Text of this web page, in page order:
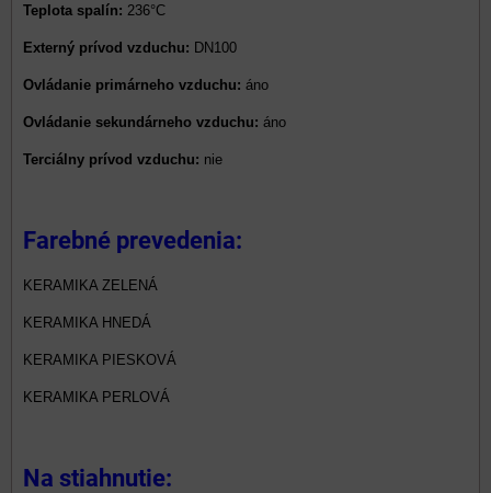
Teplota spalín: 236°C
Externý prívod vzduchu: DN100
Ovládanie primárneho vzduchu: áno
Ovládanie sekundárneho vzduchu: áno
Terciálny prívod vzduchu: nie
Farebné prevedenia:
KERAMIKA ZELENÁ
KERAMIKA HNEDÁ
KERAMIKA PIESKOVÁ
KERAMIKA PERLOVÁ
Na stiahnutie: